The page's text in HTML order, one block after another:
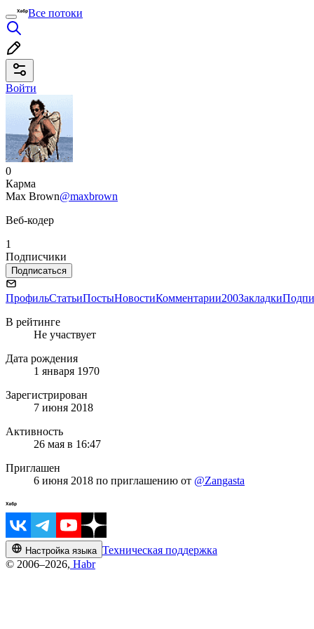
Все потоки
Войти
0
Карма
Max Brown@maxbrown
Веб-кодер
1
Подписчики
Подписаться
ПрофильСтатьиПостыНовостиКомментарии200Закладки
В рейтинге
Не участвует
Дата рождения
1 января 1970
Зарегистрирован
7 июня 2018
Активность
26 мая в 16:47
Приглашен
6 июня 2018 по приглашению от @Zangasta
Настройка языка Техническая поддержка
© 2006–2026, Habr